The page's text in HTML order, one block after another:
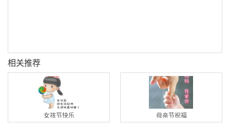
相关推荐
女孩节快乐 母亲节祝福